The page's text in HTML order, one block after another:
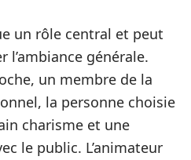
un rôle central et peut
générale.
un membre de la
la personne choisie
charisme et une
le public. L’animateur